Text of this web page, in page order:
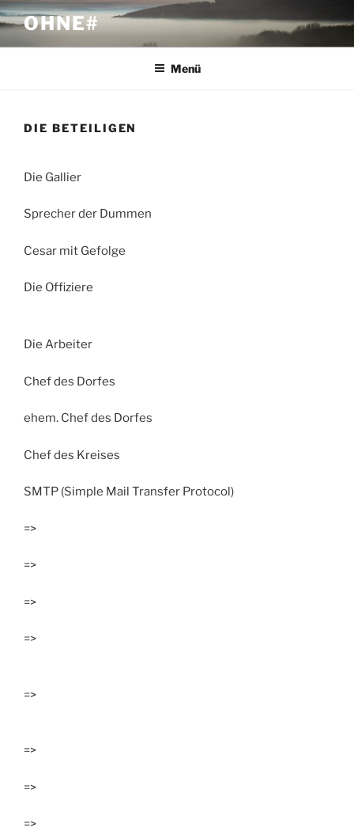
Zum
Inhalt
springen
OHNE#
Menü
DIE BETEILIGEN
Die Gallier
Sprecher der Dummen
Cesar mit Gefolge
Die Offiziere
Die Arbeiter
Chef des Dorfes
ehem. Chef des Dorfes
Chef des Kreises
SMTP (Simple Mail Transfer Protocol)
=>
=>
=>
=>
=>
=>
=>
=>